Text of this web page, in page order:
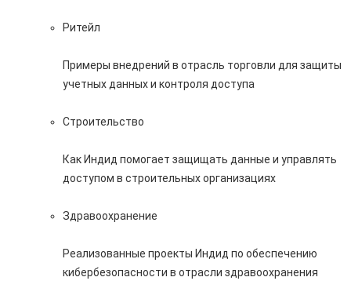
Ритейл
Примеры внедрений в отрасль торговли для защиты
учетных данных и контроля доступа
Строительство
Как Индид помогает защищать данные и управлять
доступом в строительных организациях
Здравоохранение
Реализованные проекты Индид по обеспечению
кибербезопасности в отрасли здравоохранения